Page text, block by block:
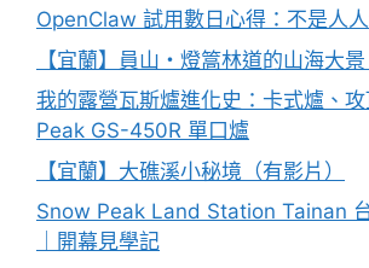
OpenClaw 試用數日心得：不是人
【宜蘭】員山・燈篙林道的山海大景
我的露營瓦斯爐進化史：卡式爐、
Peak GS-450R 單口爐
【宜蘭】大礁溪小秘境（有影片）
Snow Peak Land Station Tainan
｜開幕見學記